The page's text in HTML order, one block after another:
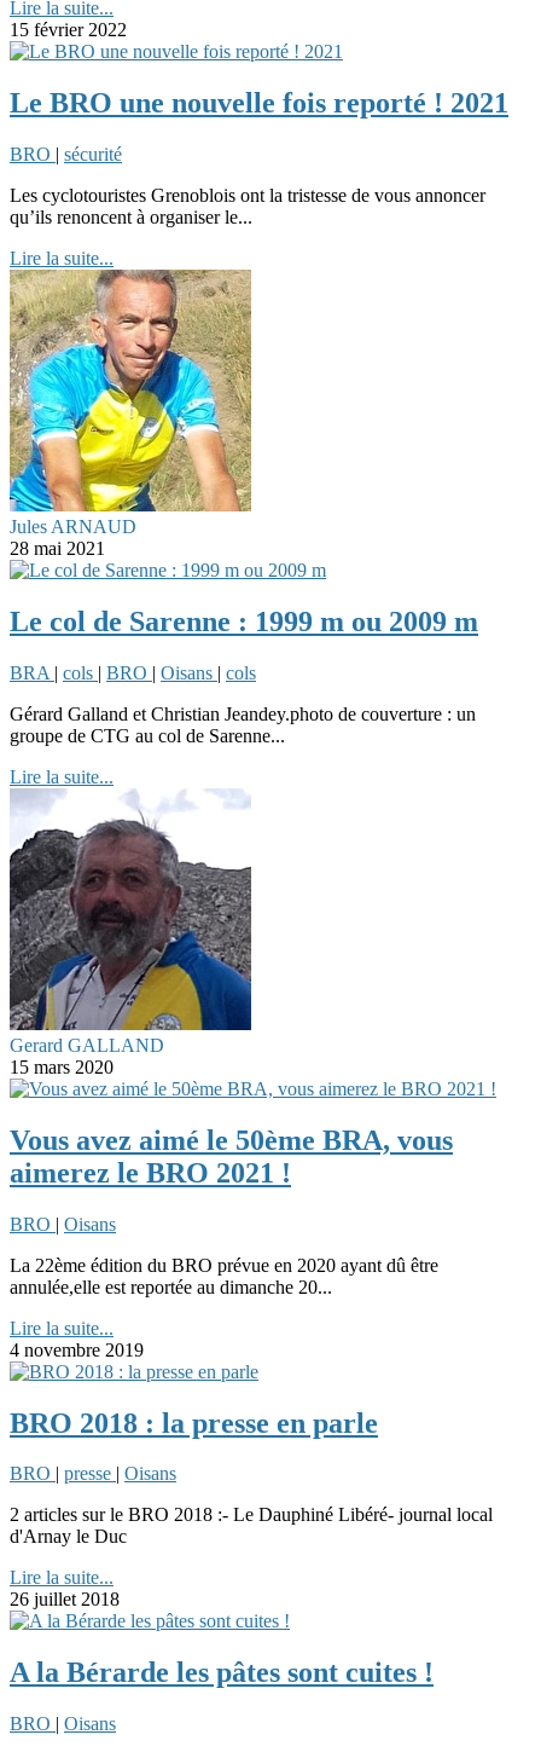
Lire la suite...
15 février 2022
Le BRO une nouvelle fois reporté ! 2021
BRO | sécurité
Les cyclotouristes Grenoblois ont la tristesse de vous annoncer
qu’ils renoncent à organiser le...
Lire la suite...
Jules ARNAUD
28 mai 2021
Le col de Sarenne : 1999 m ou 2009 m
BRA | cols | BRO | Oisans | cols
Gérard Galland et Christian Jeandey.photo de couverture : un
groupe de CTG au col de Sarenne...
Lire la suite...
Gerard GALLAND
15 mars 2020
Vous avez aimé le 50ème BRA, vous
aimerez le BRO 2021 !
BRO | Oisans
La 22ème édition du BRO prévue en 2020 ayant dû être
annulée,elle est reportée au dimanche 20...
Lire la suite...
4 novembre 2019
BRO 2018 : la presse en parle
BRO | presse | Oisans
2 articles sur le BRO 2018 :- Le Dauphiné Libéré- journal local
d'Arnay le Duc
Lire la suite...
26 juillet 2018
A la Bérarde les pâtes sont cuites !
BRO | Oisans